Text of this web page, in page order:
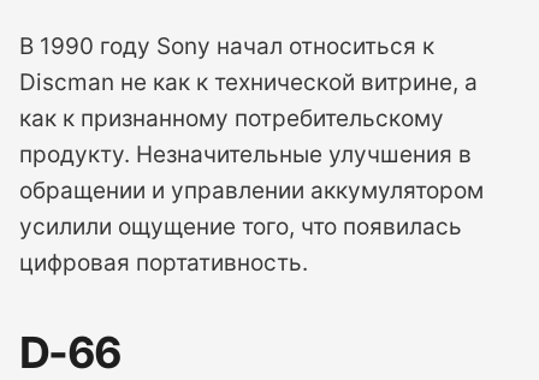
В 1990 году Sony начал относиться к
Discman не как к технической витрине, а
как к признанному потребительскому
продукту. Незначительные улучшения в
обращении и управлении аккумулятором
усилили ощущение того, что появилась
цифровая портативность.
D-66